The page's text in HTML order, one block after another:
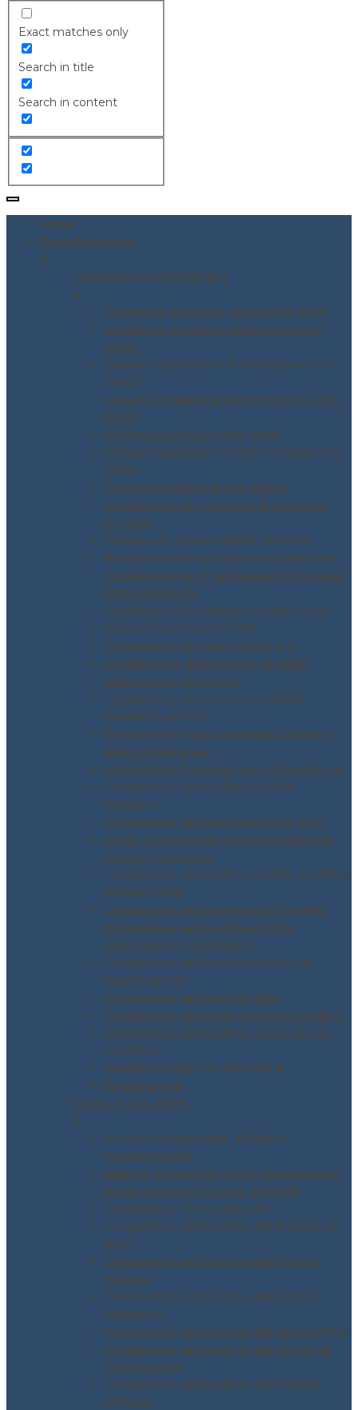
Exact matches only
Search in title
Search in content
Home
Consulenze per
▼
Consulenze Aziendali per
▼
Sistema di gestione qualità ISO 9001
Sistema di gestione ambientale ISO
14001
Sistema di gestione informazione ISO
27001
Sistemi di gestione anticorruzione ISO
37001
Sistemi di gestione ISO 3834
Sistemi di gestione rischio stradale ISO
39001
Sistemi di gestione ISO 45001
Consulenza per i Sistemi di gestione
integrati
Sistema di responsabilità SA 8000
Mantenimento dei Sistemi di gestione
Consulenza per il regolamento Europeo
GDPR 2016/679
Consulenza assunzione incarico ODV
Assunzione incarico DPO
Consulenza per piano H.A.C.C.P.
Affidamento dell’incarico di RSPP
Valutazione rischi DVR
Consulenza accesso a contributi
pubblici e privati
Formazione in aula, azienda, online e
videoconferenza
Formazione incaricati uso attrezzature
Consulenza valutazione rischio
biologico
Consulenza valutazione rischio ROA
ATEX – Consulenza per la valutazione
rischio esplosione
Consulenza valutazione rischio scariche
atmosferiche
Consulenza valutazione rischio MMC
Consulenza valutazione rischio
cancerogeno mutageno
Consulenza valutazione rischio da
agenti chimici
Consulenza valutazione CEM
Consulenza valutazione rumore e vibro
Consulenza valutazione stress lavoro
correlato
Analisi emissioni in atmosfera
Fondimpresa
Servizi D.Lgs. 81/08
▼
Acustica Ambientale, Edilizia e
Architettonica
Obbligo formativo – corsi sicurezza sul
lavoro secondo il D.Lgs. 81/2008
Consulenza Testo Unico 81
Consulenza valutazione del Rischio da
MMC
Consulenza valutazione del Rischio
Rumore
Consulenza valutazione del Rischio
Vibrazioni
Consulenza valutazione del rischio ROA
Consulenza valutazione del rischio di
fulminazione
Consulenza valutazione del Rischio
Chimico